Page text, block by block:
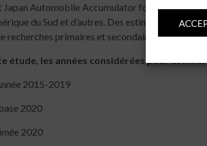
Japan Automobile Accumulator fournit des
du Sud et d’autres. Des estimations et
recherches primaires et secondaires. Ce
étude, les années considérées pour
2015-2019
2020
2020